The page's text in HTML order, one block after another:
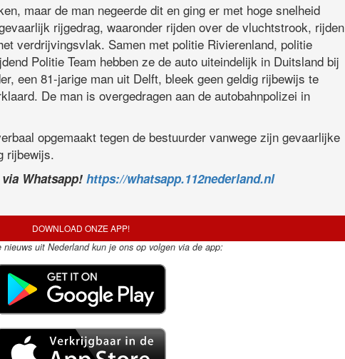
maar de man negeerde dit en ging er met hoge snelheid
rijgedrag, waaronder rijden over de vluchtstrook, rijden
verdrijvingsvlak. Samen met politie Rivierenland, politie
Politie Team hebben ze de auto uiteindelijk in Duitsland bij
een 81-jarige man uit Delft, bleek geen geldig rijbewijs te
De man is overgedragen aan de autobahnpolizei in
opgemaakt tegen de bestuurder vanwege zijn gevaarlijke
rijbewijs.
Whatsapp! https://whatsapp.112nederland.nl
DOWNLOAD ONZE APP!
nieuws uit Nederland kun je ons op volgen via de app: